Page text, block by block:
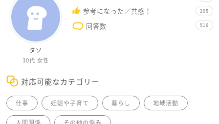
タソ
30代 女性
参考になった／共感！ 205
回答数 516
対応可能なカテゴリー
仕事 妊娠や子育て 暮らし 地域活動